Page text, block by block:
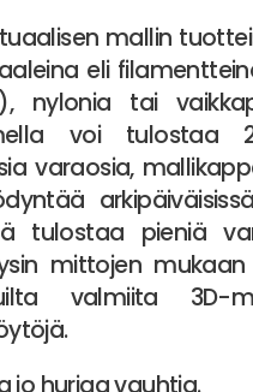
mallin
eli
nylonia tai
voi tulostaa
varaosia,
tulostaa pieniä
mittojen
valmiita 3D-
jo hurjaa vauhtia.